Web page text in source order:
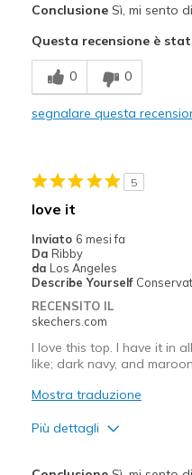
Breathe Well
Comfortable
Migliori Utilizzi:
Sizing
ConclusioneSì, mi sento
Questa recensione è
0 0
segnalare questa
5
love it
Inviato 6 mesi fa
Da Ribby
da Los Angeles
Describe Yourself
RECENSITO IL
skechers.com
I love this top. I have it in
like; dark navy, and
Mostra traduzione
Più dettagli